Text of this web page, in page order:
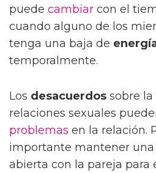
puede cambiar con el
cuando alguno de los
tenga una baja de
temporalmente.
Los desacuerdos sobre
relaciones sexuales
problemas en la relación.
importante mantener una
abierta con la pareja para